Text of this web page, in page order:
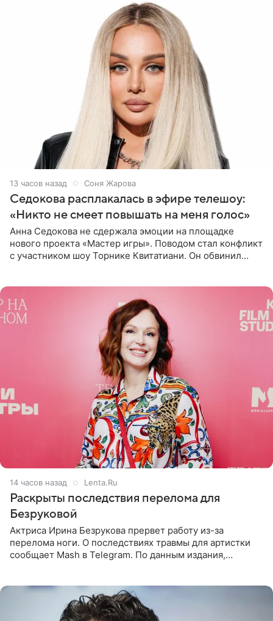
13 часов назад Соня Жарова
Седокова расплакалась в эфире телешоу:
«Никто не смеет повышать на меня голос»
Анна Седокова не сдержала эмоции на площадке
нового проекта «Мастер игры». Поводом стал конфликт
с участником шоу Торнике Квитатиани. Он обвинил
14 часов назад Lenta.Ru
Раскрыты последствия перелома для
Безруковой
Актриса Ирина Безрукова прервет работу из-за
перелома ноги. О последствиях травмы для артистки
сообщает Mash в Telegram. По данным издания,